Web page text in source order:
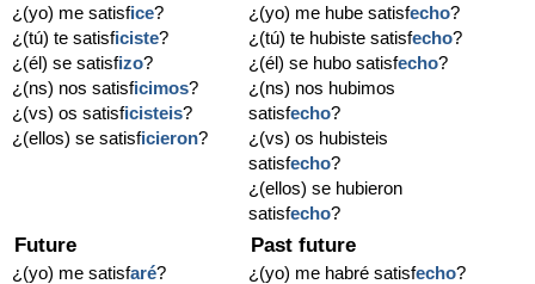
¿(yo) me satisfice?
¿(tú) te satisficiste?
¿(él) se satisfizo?
¿(ns) nos satisficimos?
¿(vs) os satisficisteis?
¿(ellos) se satisficieron?
¿(yo) me hube satisfecho?
¿(tú) te hubiste satisfecho?
¿(él) se hubo satisfecho?
¿(ns) nos hubimos
satisfecho?
¿(vs) os hubisteis
satisfecho?
¿(ellos) se hubieron
satisfecho?
Future
¿(yo) me satisfaré?
Past future
¿(yo) me habré satisfecho?